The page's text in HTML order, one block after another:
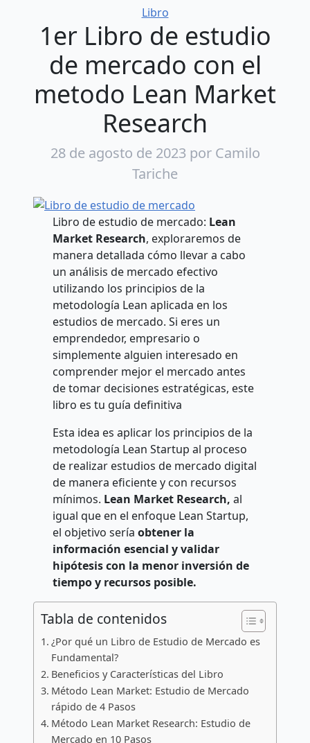
Categorías
Libro
1er Libro de estudio
de mercado con el
metodo Lean Market
Research
28 de agosto de 2023 por Camilo
Tariche
Libro de estudio de mercado: Lean
Market Research, exploraremos de
manera detallada cómo llevar a cabo
un análisis de mercado efectivo
utilizando los principios de la
metodología Lean aplicada en los
estudios de mercado. Si eres un
emprendedor, empresario o
simplemente alguien interesado en
comprender mejor el mercado antes
de tomar decisiones estratégicas, este
libro es tu guía definitiva
Esta idea es aplicar los principios de la
metodología Lean Startup al proceso
de realizar estudios de mercado digital
de manera eficiente y con recursos
mínimos. Lean Market Research,al
igual que en el enfoque Lean Startup,
el objetivo seríaobtener la
información esencial y validar
hipótesis con la menor inversión de
tiempo y recursos posible.
Tabla de contenidos
¿Por qué un Libro de Estudio de Mercado es
Fundamental?
Beneficios y Características del Libro
Método Lean Market: Estudio de Mercado
rápido de 4 Pasos
Método Lean Market Research: Estudio de
Mercado en 10 Pasos